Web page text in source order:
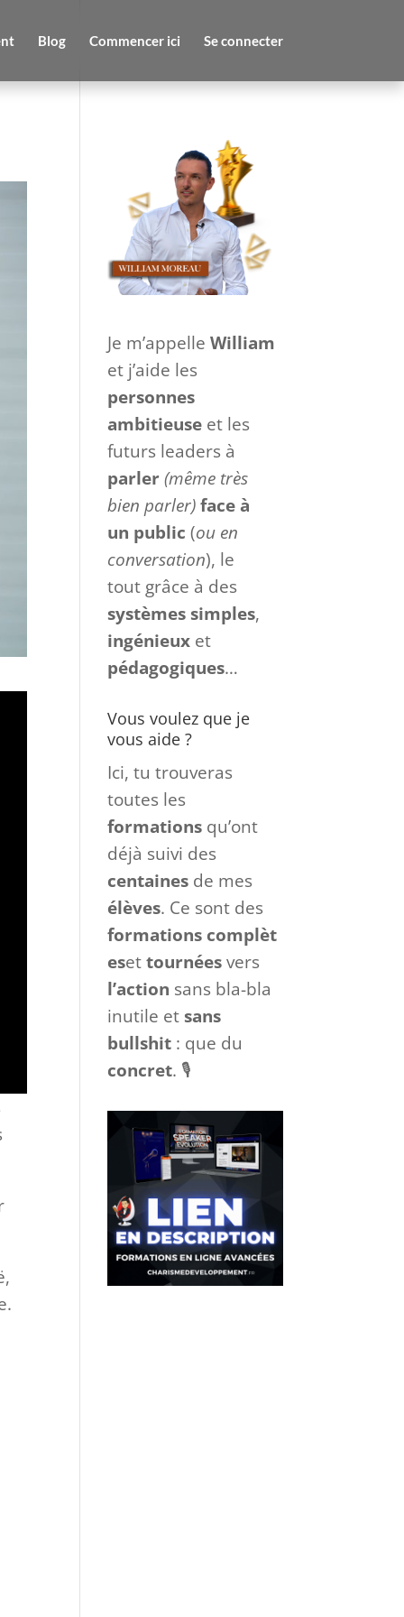
Blog Commencer ici Se connecter
Je m’appelleWilliam
et j’aide les
personnes
ambitieuse et les
futurs leaders à
parler(même très
bien parler)face à
un public (ou en
conversation), le
tout grâce à des
systèmes simples,
ingénieux et
pédagogiques…
Vous voulez que je
vous aide ?
Ici, tu trouveras
toutes les
formations qu’ont
déjà suivi des
centaines de mes
élèves. Ce sont des
formations complèt
esettournéesvers
l’action sans bla-bla
inutile et sans
bullshit : que du
concret. 🎙